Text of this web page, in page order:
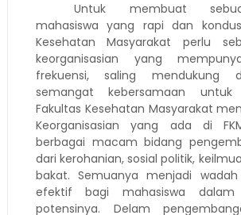
Untuk membuat
mahasiswa yang rapi dan
Kesehatan Masyarakat perlu
keorganisasian yang
frekuensi, saling mendukung
semangat kebersamaan untuk
Fakultas Kesehatan Masyarakat
Keorganisasian yang ada di
berbagai macam bidang
dari kerohanian, sosial politik,
bakat. Semuanya menjadi
efektif bagi mahasiswa dalam
potensinya. Delam